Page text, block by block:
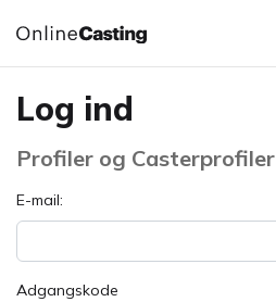
Log ind
Profiler og Casterprofiler
E-mail:
Adgangskode